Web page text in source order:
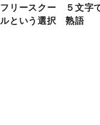
フリースクー
ルという選択
５文字
熟語